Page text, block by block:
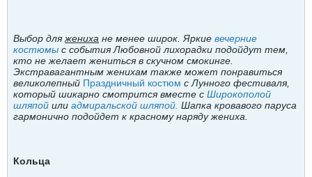
Выбор для жениха не менее широк. Яркие вечерние
костюмы с события Любовной лихорадки подойдут тем,
кто не желает жениться в скучном смокинге.
Экстравагантным женихам также может понравиться
великолепный Праздничный костюм с Лунного фестиваля,
который шикарно смотрится вместе с Широкополой
шляпой или адмиральской шляпой. Шапка кровавого паруса
гармонично подойдет к красному наряду жениха.
Кольца